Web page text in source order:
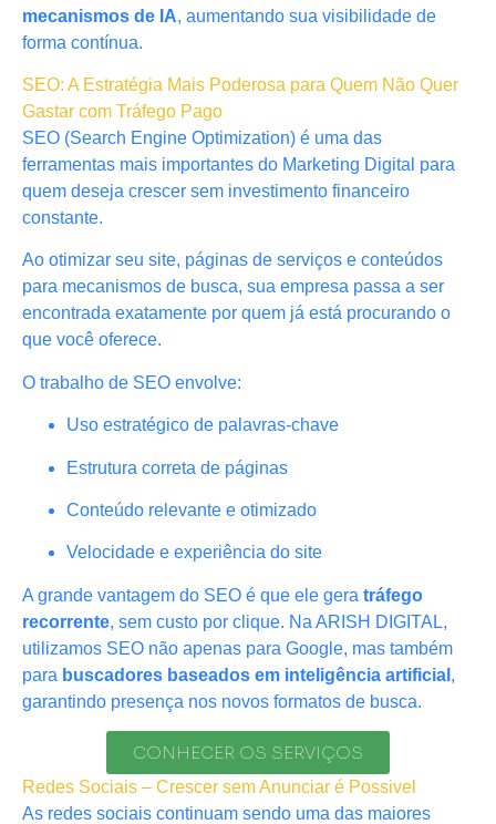
mecanismos de IA, aumentando sua visibilidade de
forma contínua.
SEO: A Estratégia Mais Poderosa para Quem Não Quer
Gastar com Tráfego Pago
SEO (Search Engine Optimization) é uma das
ferramentas mais importantes do Marketing Digital para
quem deseja crescer sem investimento financeiro
constante.
Ao otimizar seu site, páginas de serviços e conteúdos
para mecanismos de busca, sua empresa passa a ser
encontrada exatamente por quem já está procurando o
que você oferece.
O trabalho de SEO envolve:
Uso estratégico de palavras-chave
Estrutura correta de páginas
Conteúdo relevante e otimizado
Velocidade e experiência do site
A grande vantagem do SEO é que ele gera tráfego
recorrente, sem custo por clique. Na ARISH DIGITAL,
utilizamos SEO não apenas para Google, mas também
para buscadores baseados em inteligência artificial ,
garantindo presença nos novos formatos de busca.
CONHECER OS SERVIÇOS
Redes Sociais – Crescer sem Anunciar é Possivel
As redes sociais continuam sendo uma das maiores